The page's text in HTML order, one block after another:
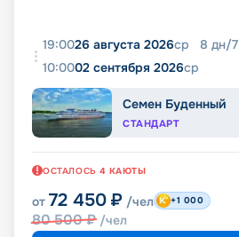
19:0026 августа 2026ср 8 дн/7
10:0002 сентября 2026ср
Семен Буденный
СТАНДАРТ
ОСТАЛОСЬ 4 КАЮТЫ
от 72 450 ₽ /чел
80 500₽ /чел
+1 000